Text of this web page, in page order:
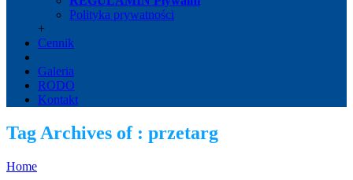
Polityka prywatności
+
Cennik
Galeria
RODO
Kontakt
Tag Archives of : przetarg
Home